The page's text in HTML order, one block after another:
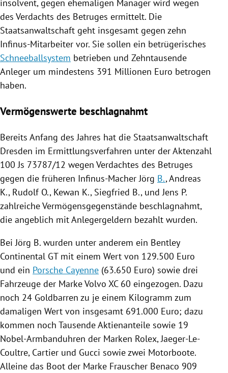
insolvent, gegen ehemaligen Manager wird wegen
des Verdachts des Betruges ermittelt. Die
Staatsanwaltschaft geht insgesamt gegen zehn
Infinus-Mitarbeiter vor. Sie sollen ein betrügerisches
Schneeballsystem betrieben und Zehntausende
Anleger um mindestens 391 Millionen Euro betrogen
haben.
Vermögenswerte beschlagnahmt
Bereits Anfang des Jahres hat die Staatsanwaltschaft
Dresden im Ermittlungsverfahren unter der Aktenzahl
100 Js 73787/12 wegen Verdachtes des Betruges
gegen die früheren Infinus-Macher Jörg B.,Andreas
K., Rudolf O., Kewan K., Siegfried B., undJens P.
zahlreiche Vermögensgegenstände beschlagnahmt,
die angeblich mit Anlegergeldern bezahlt wurden.
Bei Jörg B. wurden unter anderem ein Bentley
Continental GTmit einem Wert von 129.500 Euro
und ein Porsche Cayenne (63.650 Euro) sowie drei
Fahrzeuge der MarkeVolvo XC 60 eingezogen. Dazu
noch 24 Goldbarren zu je einem Kilogramm zum
damaligen Wert von insgesamt 691.000 Euro; dazu
kommen noch Tausende Aktienanteile sowie 19
Nobel-Armbanduhren der Marken Rolex, Jaeger-Le-
Coultre, Cartier und Gucci sowie zwei Motorboote.
Alleine das Boot der Marke Frauscher Benaco 909